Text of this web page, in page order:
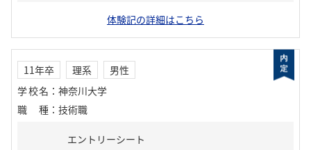
体験記の詳細はこちら
11年卒 理系
男性
学校名 ： 神奈川大学
職種 ： 技術職
エントリーシート